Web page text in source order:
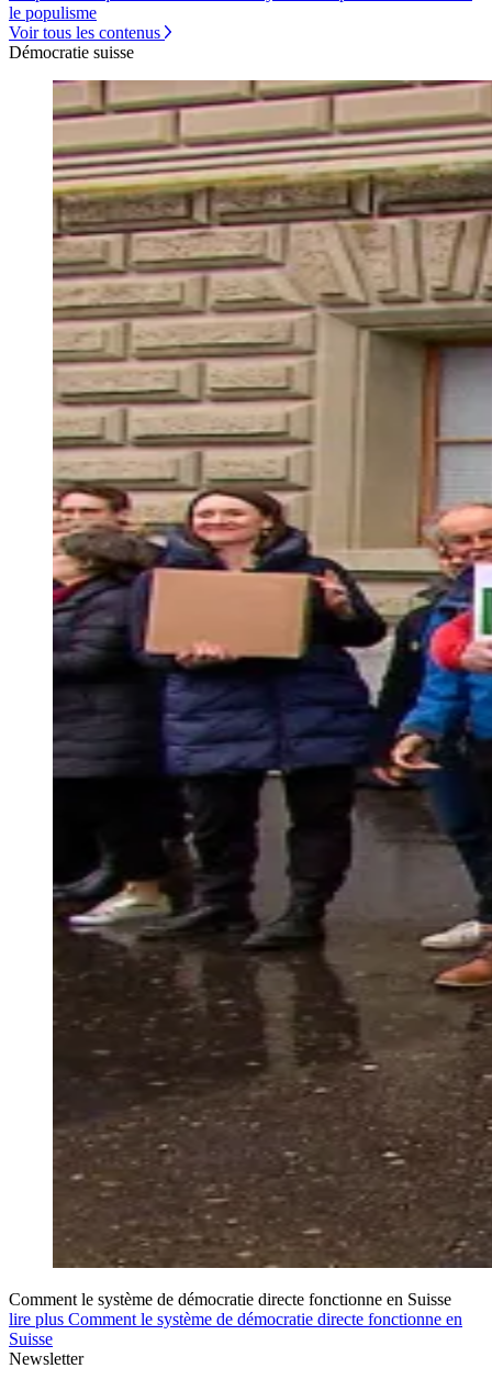
le populisme
Voir tous les contenus
Démocratie suisse
Comment le système de démocratie directe fonctionne en Suisse
lire plus Comment le système de démocratie directe fonctionne en
Suisse
Newsletter